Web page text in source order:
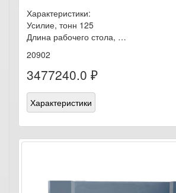
Характеристики:
Усилие, тонн 125
Длина рабочего стола, …
20902
3477240.0 ₽
Характеристики